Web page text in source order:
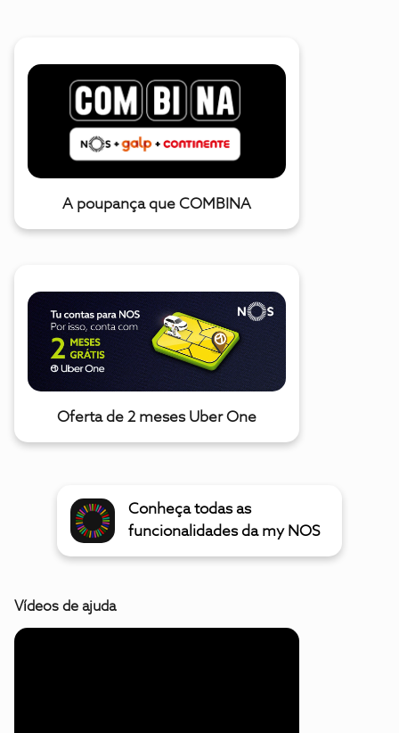
A poupança que COMBINA
Oferta de 2 meses Uber One
Conheça todas as
funcionalidades da my NOS
Vídeos de ajuda